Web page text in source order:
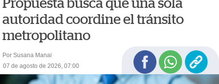
Propuesta busca que una sola
autoridad coordine el tránsito
metropolitano
Por Susana Manai
07 de agosto de 2026, 07:00